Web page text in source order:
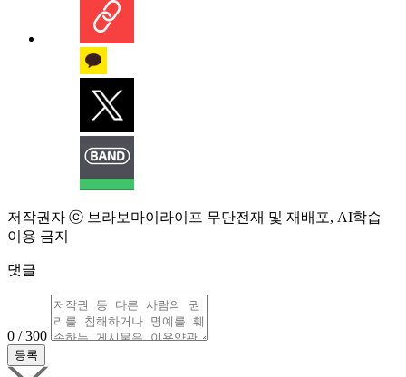
저작권자 ⓒ 브라보마이라이프 무단전재 및 재배포, AI학습
이용 금지
댓글
0 / 300